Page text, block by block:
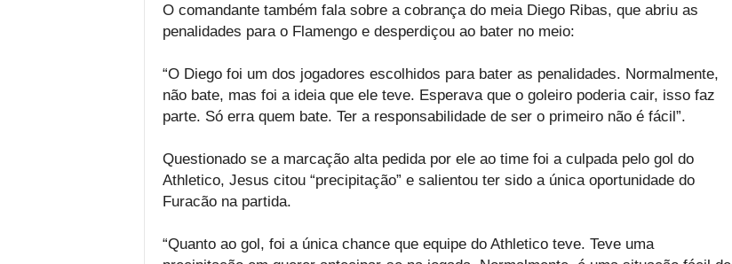
O comandante também fala sobre a cobrança do meia Diego Ribas, que abriu as
penalidades para o Flamengo e desperdiçou ao bater no meio:
“O Diego foi um dos jogadores escolhidos para bater as penalidades. Normalmente,
não bate, mas foi a ideia que ele teve. Esperava que o goleiro poderia cair, isso faz
parte. Só erra quem bate. Ter a responsabilidade de ser o primeiro não é fácil”.
Questionado se a marcação alta pedida por ele ao time foi a culpada pelo gol do
Athletico, Jesus citou “precipitação” e salientou ter sido a única oportunidade do
Furacão na partida.
“Quanto ao gol, foi a única chance que equipe do Athletico teve. Teve uma